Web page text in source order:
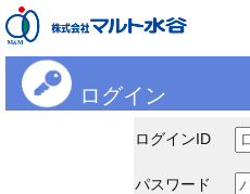
ログイン
ログインID
パスワード